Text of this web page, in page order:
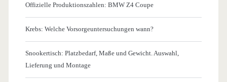
Offizielle Produktionszahlen: BMW Z4 Coupe
Krebs: Welche Vorsorgeuntersuchungen wann?
Snookertisch: Platzbedarf, Maße und Gewicht. Auswahl,
Lieferung und Montage